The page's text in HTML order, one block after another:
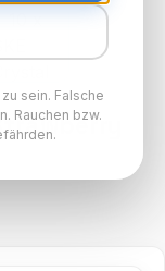
sein. Falsche
Rauchen bzw.